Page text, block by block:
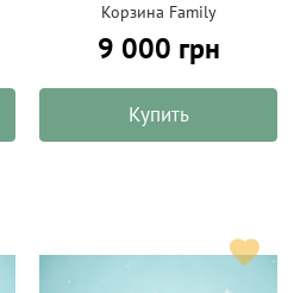
Корзина Family
9 000 грн
Купить